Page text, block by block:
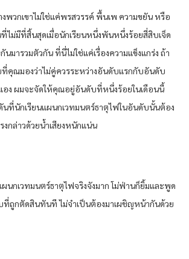
พวกเขาไม่ใช่แค่พรสวรรค์ พื้นเพ ความขยัน หรือ
ไม่มีที่สิ้นสุดเมื่อนักเรียนหนึ่งพันหนึ่งร้อยสี่สิบเจ็ด
มารวมตัวกัน ที่นี่ไม่ใช่แค่เรื่องความแข็งแกร่ง ถ้า
คุณมองว่าไม่คู่ควรระหว่างอันดับแรกกับอันดับ
อง ผมจะจัดให้คุณอยู่อันดับที่หนึ่งร้อยในเดือนนี้
นที่นักเรียนแผนกเวทมนตร์ธาตุไฟในอันดับนั้นต้อง
กล่าวด้วยน้ำเสียงหนักแน่น
นกเวทมนตร์ธาตุไฟจริงจังมาก โม่ฟ่านก็ยิ้มและพูด
ที่ถูกตัดสินทันที ไม่จำเป็นต้องมาเผชิญหน้ากันด้วย